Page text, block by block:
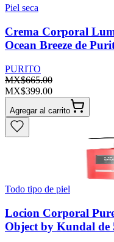
Piel seca
Crema Corporal
Ocean Breeze de
PURITO
MX$665.00
MX$399.00
Agregar al carrito
Todo tipo de piel
Locion Corporal
Object by Kundal de